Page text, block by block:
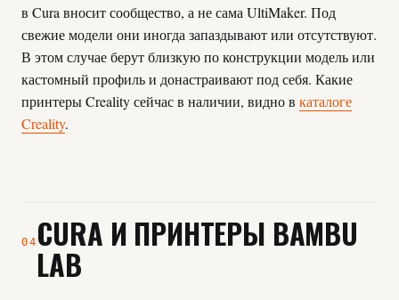
в Cura вносит сообщество, а не сама UltiMaker. Под
свежие модели они иногда запаздывают или отсутствуют.
В этом случае берут близкую по конструкции модель или
кастомный профиль и донастраивают под себя. Какие
принтеры Creality сейчас в наличии, видно в каталоге
Creality.
04 CURA И ПРИНТЕРЫ BAMBU
LAB